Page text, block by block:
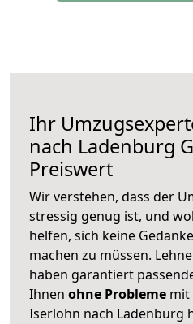
Ihr
nach Ladenburg
Preiswert
Wir verstehen, dass der
stressig genug ist, und
helfen, sich keine
machen zu müssen.
haben garantiert
Ihnen ohne Probleme mit
Iserlohn nach Ladenburg